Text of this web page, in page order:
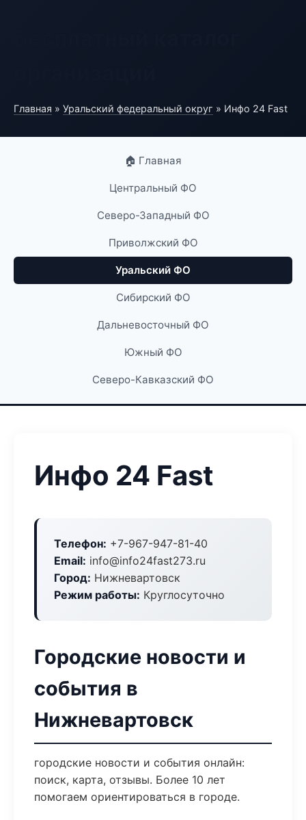
Главная » Уральский федеральный округ » Инфо 24 Fast
🏠 Главная
Центральный ФО
Северо-Западный ФО
Приволжский ФО
Уральский ФО
Сибирский ФО
Дальневосточный ФО
Южный ФО
Северо-Кавказский ФО
Инфо 24 Fast
Телефон: +7-967-947-81-40
Email: info@info24fast273.ru
Город: Нижневартовск
Режим работы: Круглосуточно
Городские новости и
события в
Нижневартовск
городские новости и события онлайн:
поиск, карта, отзывы. Более 10 лет
помогаем ориентироваться в городе.